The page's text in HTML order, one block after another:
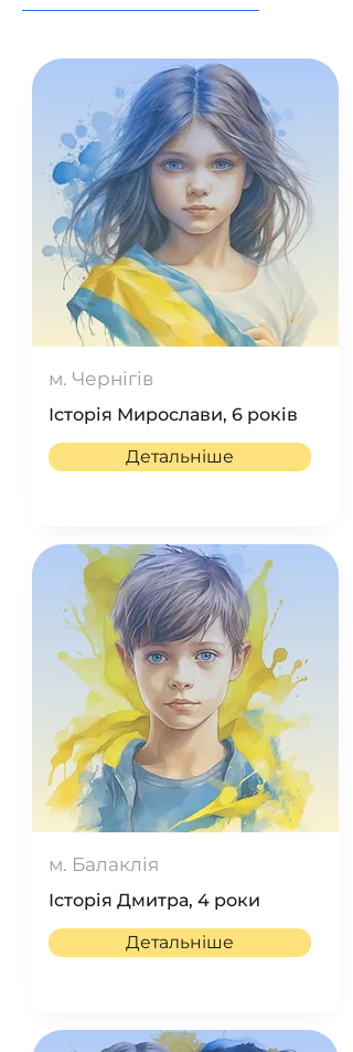
м. Чернігів
Історія Мирослави, 6 років
Детальніше
м. Балаклія
Історія Дмитра, 4 роки
Детальніше